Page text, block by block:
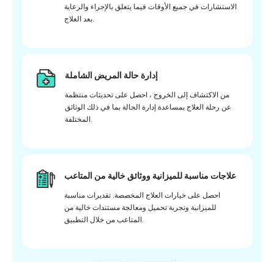
الاستشارات في جميع الأوقات فيما يتعلق بالإجراء والرعاية
بعد العلاج.
إدارة حالة المريض الشاملة
من الاكتشاف إلى الخروج ، احصل على تحديثات منتظمة
عن رحلة العلاج بمساعدة إدارة الحالة بما في ذلك الوثائق
المختلفة.
علاجات مناسبة للميزانية ووثائق خالية من المتاعب
احصل على خيارات العلاج المخصصة. تقديرات مناسبة
للميزانية وتجربة تحميل ومعالجة مستندات خالية من
المتاعب من خلال التطبيق.